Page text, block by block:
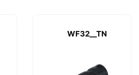
WF32__TN